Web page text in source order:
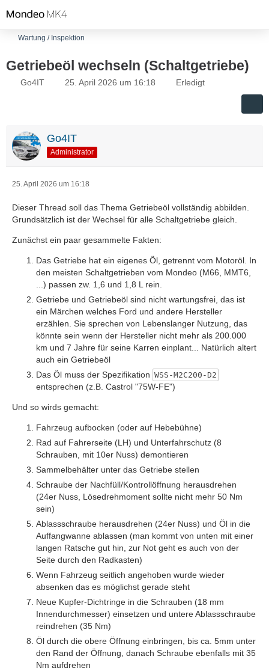
Wartung / Inspektion
Getriebeöl wechseln (Schaltgetriebe)
Go4IT 25. April 2026 um 16:18 Erledigt
Go4IT
Administrator
25. April 2026 um 16:18
Dieser Thread soll das Thema Getriebeöl vollständig abbilden.
Grundsätzlich ist der Wechsel für alle Schaltgetriebe gleich.
Zunächst ein paar gesammelte Fakten:
Das Getriebe hat ein eigenes Öl, getrennt vom Motoröl. In
den meisten Schaltgetrieben vom Mondeo (M66, MMT6,
...) passen zw. 1,6 und 1,8 L rein.
Getriebe und Getriebeöl sind nicht wartungsfrei, das ist
ein Märchen welches Ford und andere Hersteller
erzählen. Sie sprechen von Lebenslanger Nutzung, das
könnte sein wenn der Hersteller nicht mehr als 200.000
km und 7 Jahre für seine Karren einplant... Natürlich altert
auch ein Getriebeöl
Das Öl muss der Spezifikation WSS-M2C200-D2
entsprechen (z.B. Castrol "75W-FE")
Und so wirds gemacht:
Fahrzeug aufbocken (oder auf Hebebühne)
Rad auf Fahrerseite (LH) und Unterfahrschutz (8
Schrauben, mit 10er Nuss) demontieren
Sammelbehälter unter das Getriebe stellen
Schraube der Nachfüll/Kontrollöffnung herausdrehen
(24er Nuss, Lösedrehmoment sollte nicht mehr 50 Nm
sein)
Ablassschraube herausdrehen (24er Nuss) und Öl in die
Auffangwanne ablassen (man kommt von unten mit einer
langen Ratsche gut hin, zur Not geht es auch von der
Seite durch den Radkasten)
Wenn Fahrzeug seitlich angehoben wurde wieder
absenken das es möglichst gerade steht
Neue Kupfer-Dichtringe in die Schrauben (18 mm
Innendurchmesser) einsetzen und untere Ablassschraube
reindrehen (35 Nm)
Öl durch die obere Öffnung einbringen, bis ca. 5mm unter
den Rand der Öffnung, danach Schraube ebenfalls mit 35
Nm aufdrehen